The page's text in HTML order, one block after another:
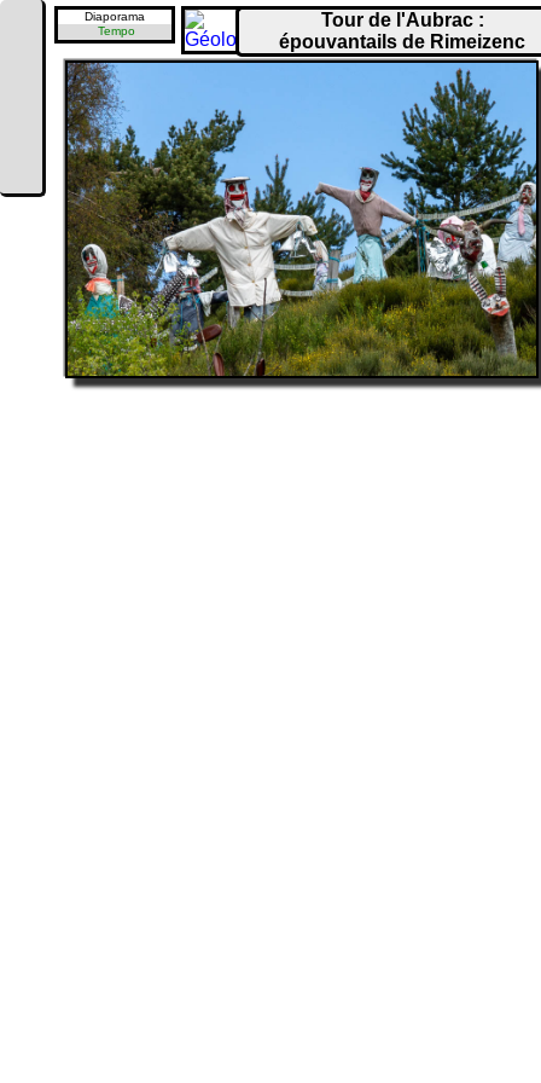
Diaporama
Tempo
Tour de l'Aubrac :
épouvantails de Rimeizenc